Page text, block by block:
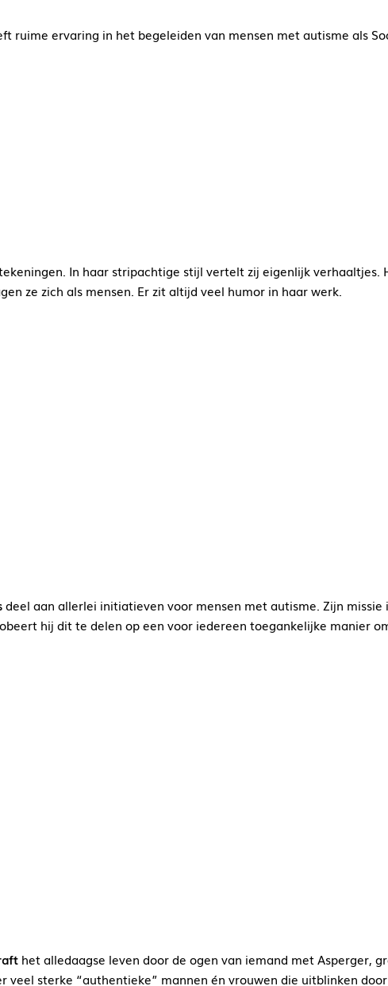
ruime ervaring in het begeleiden van mensen met autisme als
In haar stripachtige stijl vertelt zij eigenlijk verhaaltjes.
ze zich als mensen. Er zit altijd veel humor in haar werk.
deel aan allerlei initiatieven voor mensen met autisme. Zijn
hij dit te delen op een voor iedereen toegankelijke manier
het alledaagse leven door de ogen van iemand met Asperger,
veel sterke “authentieke” mannen én vrouwen die uitblinken